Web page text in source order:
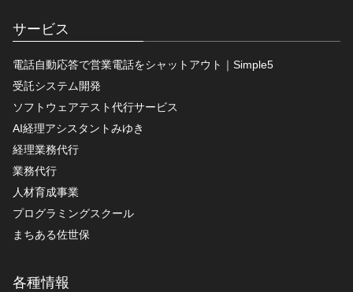
サービス
電話自動応答で営業電話をシャットアウト｜Simple5
受託システム開発
ソフトウェアテスト代行サービス
AI経理アシスタントみゆき
経理業務代行
業務代行
人材育成事業
プログラミングスクール
まちある佐世保
各種情報